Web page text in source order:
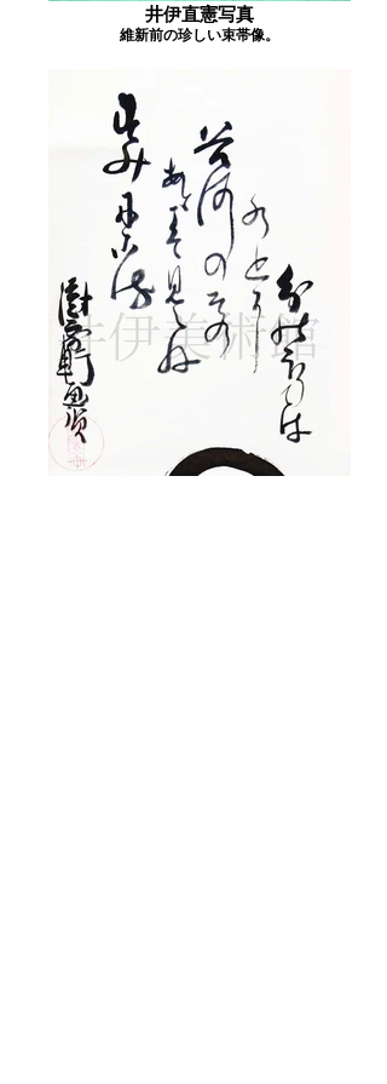
井伊直憲写真
維新前の珍しい束帯像。